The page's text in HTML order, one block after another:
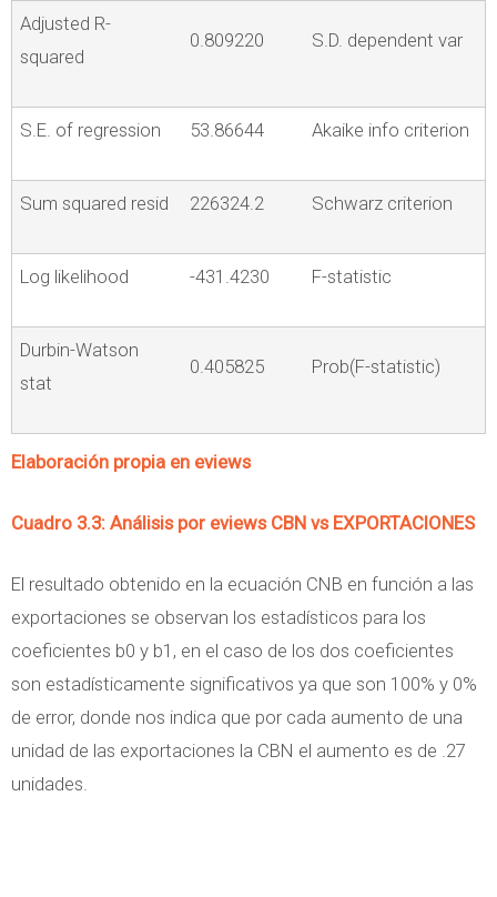
Adjusted R-
squared
0.809220 S.D. dependent var
S.E. of regression 53.86644 Akaike info criterion
Sum squared resid 226324.2 Schwarz criterion
Log likelihood -431.4230 F-statistic
Durbin-Watson
stat
0.405825 Prob(F-statistic)
Elaboración propia en eviews
Cuadro 3.3: Análisis por eviews CBN vs EXPORTACIONES
El resultado obtenido en la ecuación CNB en función a las
exportaciones se observan los estadísticos para los
coeficientes b0 y b1, en el caso de los dos coeficientes
son estadísticamente significativos ya que son 100% y 0%
de error, donde nos indica que por cada aumento de una
unidad de las exportaciones la CBN el aumento es de .27
unidades.